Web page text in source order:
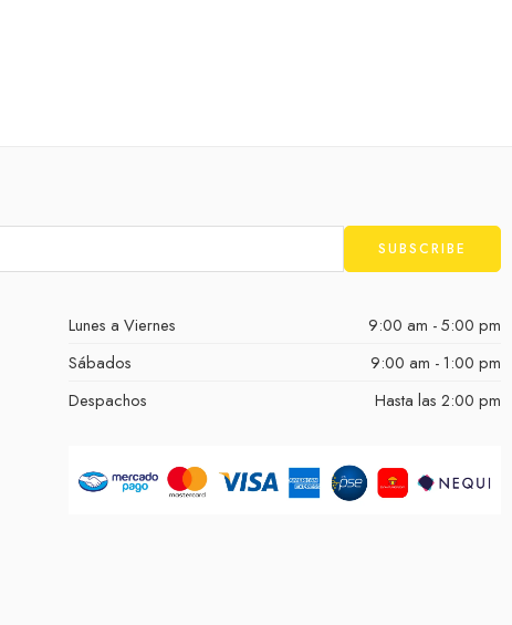
Lunes a Viernes
9:00 am - 5:00 pm
Sábados
9:00 am - 1:00 pm
Despachos
Hasta las 2:00 pm